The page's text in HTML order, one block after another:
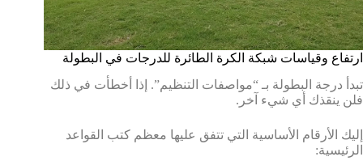
ارتفاع وقياسات شبكة الكرة الطائرة للدرجات في البطولة
تبدأ درجة البطولة بـ “مواصفات التنظيم”. إذا أخطأت في ذلك
فلن ينقذك أي شيء آخر.
إليك الأرقام الأساسية التي تتفق عليها معظم كتب القواعد
الرئيسية: